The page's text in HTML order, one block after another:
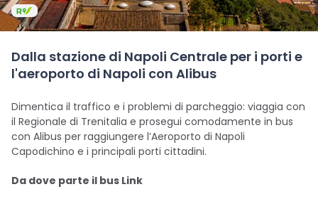
Dalla stazione di Napoli Centrale per i porti e
l'aeroporto di Napoli con Alibus
Dimentica il traffico e i problemi di parcheggio: viaggia con
il Regionale di Trenitalia e prosegui comodamente in bus
con Alibus per raggiungere l’Aeroporto di Napoli
Capodichino e i principali porti cittadini.
Da dove parte il bus Link